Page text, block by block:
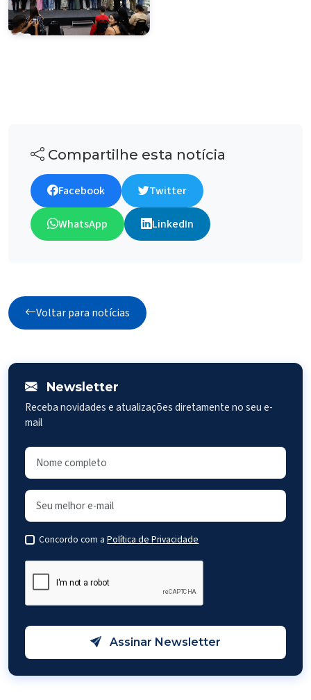
Compartilhe esta notícia
Facebook Twitter
WhatsApp LinkedIn
Voltar para notícias
Newsletter
Receba novidades e atualizações diretamente no seu e-
mail
Concordo com aPolítica de Privacidade
Assinar Newsletter